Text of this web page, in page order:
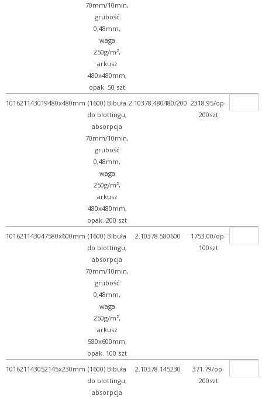
+ Wyroby z gumy, drewna, ...
70mm/10min,
grubość
0,48mm,
waga
250g/m²,
arkusz
480x480mm,
opak. 50 szt
101621143019480x480mm (1600) Bibuła
do blottingu,
absorpcja
70mm/10min,
grubość
0,48mm,
waga
250g/m²,
arkusz
480x480mm,
opak. 200 szt
2.10378.480480/200 2318.95/op-
200szt
101621143047580x600mm (1600) Bibuła
do blottingu,
absorpcja
70mm/10min,
grubość
0,48mm,
waga
250g/m²,
arkusz
580x600mm,
opak. 100 szt
2.10378.580600
1753.00/op-
100szt
101621143052145x230mm (1600) Bibuła
do blottingu,
absorpcja
2.10378.145230
371.79/op-
200szt